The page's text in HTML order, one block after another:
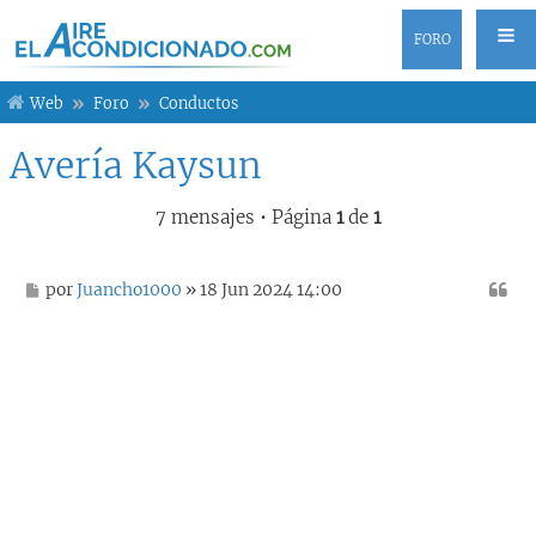
FORO
Web Foro Conductos
Avería Kaysun
7 mensajes • Página 1de 1
M
porJuancho1000 » 18 Jun 2024 14:00